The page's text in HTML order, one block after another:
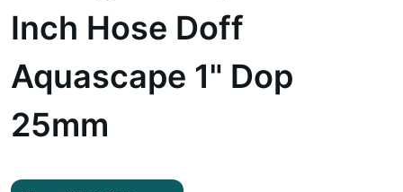
Inch Hose Doff
Aquascape 1" Dop
25mm